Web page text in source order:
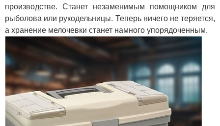
производстве. Станет незаменимым помощником для
рыболова или рукодельницы. Теперь ничего не теряется,
а хранение мелочевки станет намного упорядоченным.